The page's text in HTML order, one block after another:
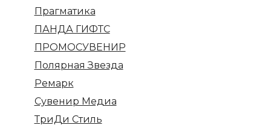
Прагматика
ПАНДА ГИФТС
ПРОМОСУВЕНИР
Полярная Звезда
Ремарк
Сувенир Медиа
ТриДи Стиль